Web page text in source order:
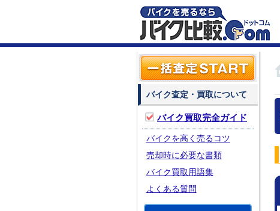
バイク査定・買取について
バイク買取完全ガイド
バイクを高く売るコツ
売却時に必要な書類
バイク買取用語集
よくある質問